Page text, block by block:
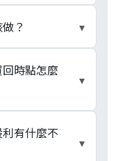
（最後買進
，最後買進日
交易日的開盤
被誤認的「最
？ ▾
稅費（補充保
）大於賣出證交
達 2 萬元的小
權息純粹是徒
近 1,000 萬上
時點怎麼
▾
常會在除權息
買低的價差來
有什麼不
▾